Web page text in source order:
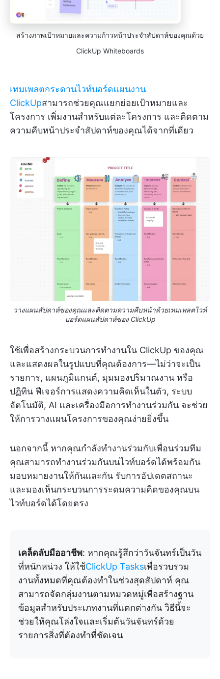
สร้างภาพเป้าหมายและความก้าวหน้าประจำสัปดาห์ของคุณด้วย
ClickUp Whiteboards
เทมเพลตกระดานไวท์บอร์ดแผนงาน
ClickUpสามารถช่วยคุณแยกย่อยเป้าหมายและ
โครงการ เพิ่มงานสำหรับแต่ละโครงการ และติดตาม
ความคืบหน้าประจำสัปดาห์ของคุณได้จากที่เดียว
วางแผนสัปดาห์ของคุณและติดตามความคืบหน้าด้วยเทมเพลตไวท์
บอร์ดแผนสัปดาห์ของ ClickUp
ใช้เพื่อสร้างกระบวนการทำงานใน ClickUp ของคุณ
และแสดงผลในรูปแบบที่คุณต้องการ—ไม่ว่าจะเป็น
รายการ, แผนภูมิแกนต์, มุมมองปริมาณงาน หรือ
ปฏิทิน ฟีเจอร์การแสดงความคิดเห็นในตัว, ระบบ
อัตโนมัติ, AI และเครื่องมือการทำงานร่วมกัน จะช่วย
ให้การวางแผนโครงการของคุณง่ายยิ่งขึ้น
นอกจากนี้ หากคุณกำลังทำงานร่วมกับเพื่อนร่วมทีม
คุณสามารถทำงานร่วมกันบนไวท์บอร์ดได้พร้อมกัน
มอบหมายงานให้กันและกัน รับการอัปเดตสถานะ
และมองเห็นกระบวนการระดมความคิดของคุณบน
ไวท์บอร์ดได้โดยตรง
เคล็ดลับมืออาชีพ: หากคุณรู้สึกว่าวันจันทร์เป็นวัน
ที่หนักหน่วง ให้ใช้ClickUp Tasksเพื่อรวบรวม
งานทั้งหมดที่คุณต้องทำในช่วงสุดสัปดาห์ คุณ
สามารถจัดกลุ่มงานตามหมวดหมู่เพื่อสร้างฐาน
ข้อมูลสำหรับประเภทงานที่แตกต่างกัน วิธีนี้จะ
ช่วยให้คุณโล่งใจและเริ่มต้นวันจันทร์ด้วย
รายการสิ่งที่ต้องทำที่ชัดเจน